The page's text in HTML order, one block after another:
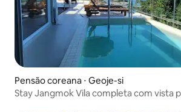
Pensão coreana ⋅ Geoje-si
Stay Jangmok Vila completa com vista